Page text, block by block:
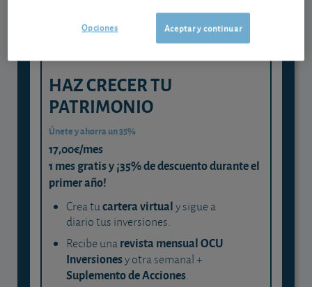
HAZ CRECER TU
PATRIMONIO
Únete y ahorra un 35%
17,00€/mes
1 mes gratis y ¡35% de descuento durante el
primer año!
Crea tucartera virtualy sigue a
diario tus inversiones.
Recibe unarevista mensual OCU
Inversionesy otra semanal +
Suplemento de Acciones.
Aceptar y continuar
Opciones